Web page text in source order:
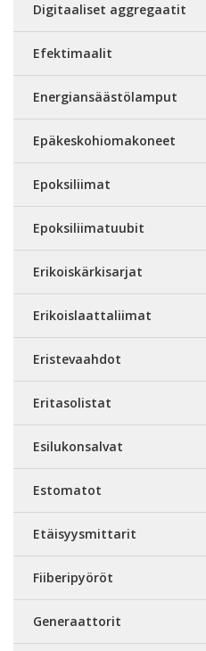
Digitaaliset aggregaatit
Efektimaalit
Energiansäästölamput
Epäkeskohiomakoneet
Epoksiliimat
Epoksiliimatuubit
Erikoiskärkisarjat
Erikoislaattaliimat
Eristevaahdot
Eritasolistat
Esilukonsalvat
Estomatot
Etäisyysmittarit
Fiiberipyöröt
Generaattorit